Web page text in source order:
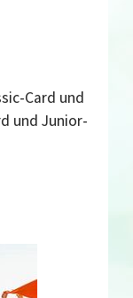
Card und
und Junior-